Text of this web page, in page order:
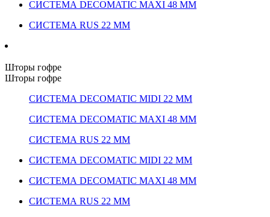
СИСТЕМА DECOMATIC MAXI 48 ММ
СИСТЕМА RUS 22 ММ
Шторы гофре
Шторы гофре
СИСТЕМА DECOMATIC MIDI 22 ММ
СИСТЕМА DECOMATIC MAXI 48 ММ
СИСТЕМА RUS 22 ММ
СИСТЕМА DECOMATIC MIDI 22 ММ
СИСТЕМА DECOMATIC MAXI 48 ММ
СИСТЕМА RUS 22 ММ